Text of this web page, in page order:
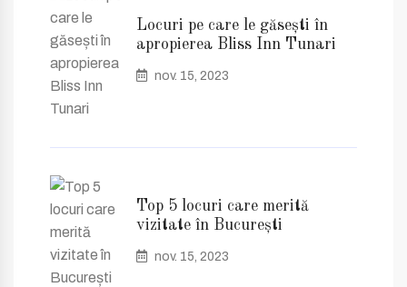
Locuri pe care le găsești în
apropierea Bliss Inn Tunari
nov. 15, 2023
Top 5 locuri care merită
vizitate în București
nov. 15, 2023